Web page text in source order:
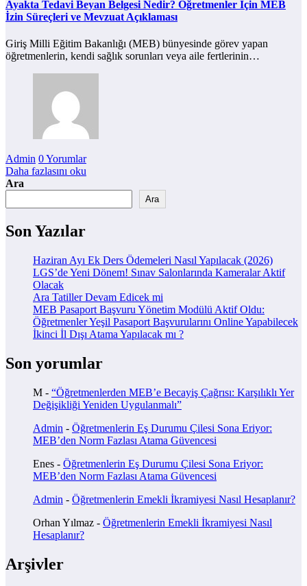
Ayakta Tedavi Beyan Belgesi Nedir? Öğretmenler İçin MEB
İzin Süreçleri ve Mevzuat Açıklaması
Giriş Milli Eğitim Bakanlığı (MEB) bünyesinde görev yapan
öğretmenlerin, kendi sağlık sorunları veya aile fertlerinin…
Admin 0 Yorumlar
Daha fazlasını oku
Ara
Ara
Son Yazılar
Haziran Ayı Ek Ders Ödemeleri Nasıl Yapılacak (2026)
LGS’de Yeni Dönem! Sınav Salonlarında Kameralar Aktif
Olacak
Ara Tatiller Devam Edicek mi
MEB Pasaport Başvuru Yönetim Modülü Aktif Oldu:
Öğretmenler Yeşil Pasaport Başvurularını Online Yapabilecek
İkinci İl Dışı Atama Yapılacak mı ?
Son yorumlar
M - “Öğretmenlerden MEB’e Becayiş Çağrısı: Karşılıklı Yer
Değişikliği Yeniden Uygulanmalı”
Admin - Öğretmenlerin Eş Durumu Çilesi Sona Eriyor:
MEB’den Norm Fazlası Atama Güvencesi
Enes - Öğretmenlerin Eş Durumu Çilesi Sona Eriyor:
MEB’den Norm Fazlası Atama Güvencesi
Admin - Öğretmenlerin Emekli İkramiyesi Nasıl Hesaplanır?
Orhan Yılmaz - Öğretmenlerin Emekli İkramiyesi Nasıl
Hesaplanır?
Arşivler